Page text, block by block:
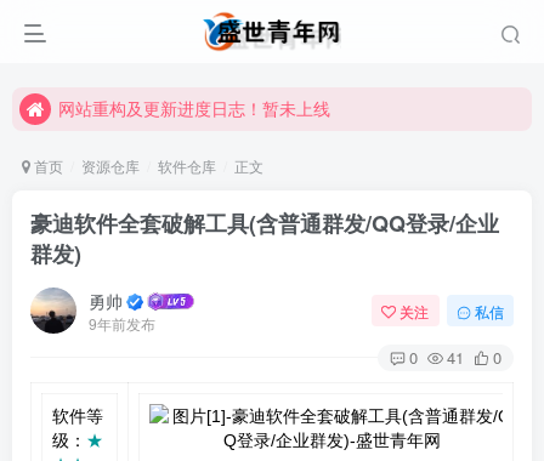
网站重构及更新进度日志！暂未上线
首页 资源仓库 软件仓库 正文
豪迪软件全套破解工具(含普通群发/QQ登录/企业
群发)
勇帅
9年前发布
关注 私信
0 41 0
软件等
级： ★